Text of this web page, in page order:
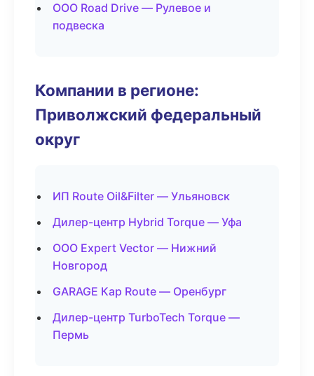
ООО Road Drive — Рулевое и
подвеска
Компании в регионе:
Приволжский федеральный
округ
ИП Route Oil&Filter — Ульяновск
Дилер-центр Hybrid Torque — Уфа
ООО Expert Vector — Нижний
Новгород
GARAGE Кар Route — Оренбург
Дилер-центр TurboTech Torque —
Пермь